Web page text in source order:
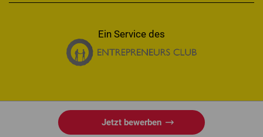
Jetzt bewerben
Ein Service des